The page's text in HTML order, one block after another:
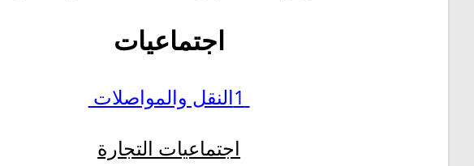
اجتماعيات
اجتماعيات التجارة